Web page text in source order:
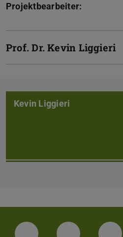
Projektbearbeiter:
Prof. Dr. Kevin Liggieri
Kevin Liggieri